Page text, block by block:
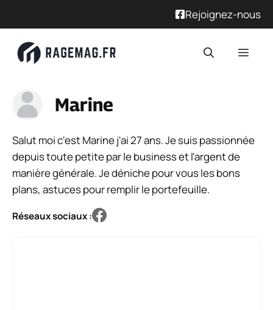
Rejoignez-nous
Marine
Salut moi c'est Marine j'ai 27 ans. Je suis passionnée
depuis toute petite par le business et l'argent de
manière générale. Je déniche pour vous les bons
plans, astuces pour remplir le portefeuille.
Réseaux sociaux :